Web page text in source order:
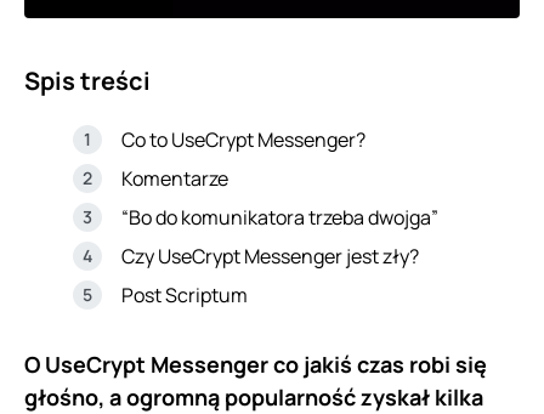
Spis treści
Co to UseCrypt Messenger?
Komentarze
“Bo do komunikatora trzeba dwojga”
Czy UseCrypt Messenger jest zły?
Post Scriptum
O UseCrypt Messenger co jakiś czas robi się
głośno, a ogromną popularność zyskał kilka